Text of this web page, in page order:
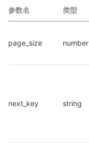
参数名 类型
page_size number
next_key string